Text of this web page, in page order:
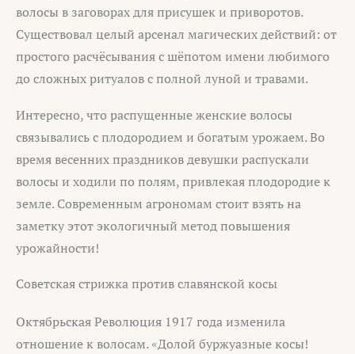
волосы в заговорах для присушек и приворотов.
Существовал целый арсенал магических действий: от
простого расчёсывания с шёпотом имени любимого
до сложных ритуалов с полной луной и травами.
Интересно, что распущенные женские волосы
связывались с плодородием и богатым урожаем. Во
время весенних праздников девушки распускали
волосы и ходили по полям, привлекая плодородие к
земле. Современным агрономам стоит взять на
заметку этот экологичный метод повышения
урожайности!
Советская стрижка против славянской косы
Октябрьская Революция 1917 года изменила
отношение к волосам. «Долой буржуазные косы!